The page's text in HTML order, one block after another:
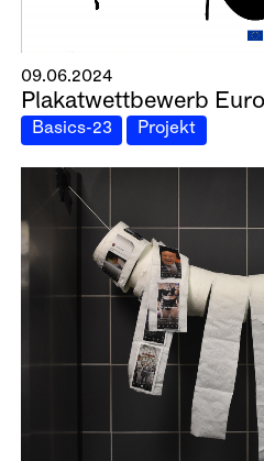
09.06.2024
Plakatwettbewerb
Basics-23 Projekt